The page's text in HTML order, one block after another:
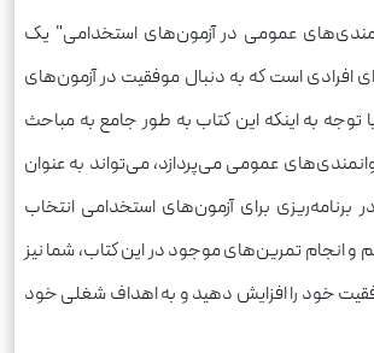
عمومی در آزمون‌های استخدامی" یک
افرادی است که به دنبال موفقیت در آزمون‌های
به اینکه این کتاب به طور جامع به مباحث
عمومی می‌پردازد، می‌تواند به عنوان
برنامه‌ریزی برای آزمون‌های استخدامی انتخاب
و انجام تمرین‌های موجود در این کتاب، شما نیز
خود را افزایش دهید و به اهداف شغلی خود